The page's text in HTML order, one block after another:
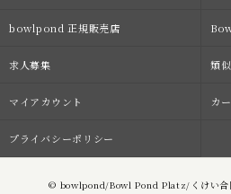
bowlpond 正規販売店
求人募集 類
マイアカウント カ
プライバシーポリシー
© bowlpond/Bowl Pond Platz/くけい